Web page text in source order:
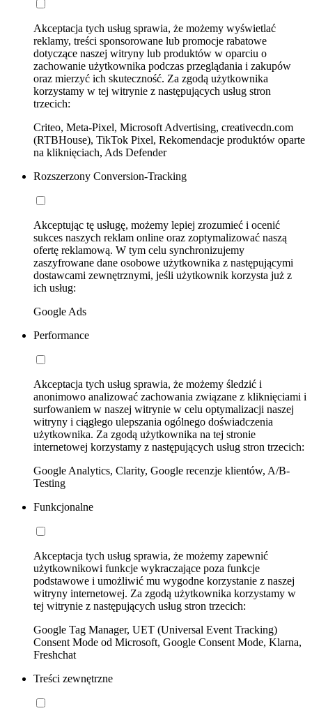
Akceptacja tych usług sprawia, że możemy wyświetlać
reklamy, treści sponsorowane lub promocje rabatowe
dotyczące naszej witryny lub produktów w oparciu o
zachowanie użytkownika podczas przeglądania i zakupów
oraz mierzyć ich skuteczność. Za zgodą użytkownika
korzystamy w tej witrynie z następujących usług stron
trzecich:
Criteo, Meta-Pixel, Microsoft Advertising, creativecdn.com
(RTBHouse), TikTok Pixel, Rekomendacje produktów oparte
na kliknięciach, Ads Defender
Rozszerzony Conversion-Tracking
Akceptując tę usługę, możemy lepiej zrozumieć i ocenić
sukces naszych reklam online oraz zoptymalizować naszą
ofertę reklamową. W tym celu synchronizujemy
zaszyfrowane dane osobowe użytkownika z następującymi
dostawcami zewnętrznymi, jeśli użytkownik korzysta już z
ich usług:
Google Ads
Performance
Akceptacja tych usług sprawia, że możemy śledzić i
anonimowo analizować zachowania związane z kliknięciami i
surfowaniem w naszej witrynie w celu optymalizacji naszej
witryny i ciągłego ulepszania ogólnego doświadczenia
użytkownika. Za zgodą użytkownika na tej stronie
internetowej korzystamy z następujących usług stron trzecich:
Google Analytics, Clarity, Google recenzje klientów, A/B-
Testing
Funkcjonalne
Akceptacja tych usług sprawia, że możemy zapewnić
użytkownikowi funkcje wykraczające poza funkcje
podstawowe i umożliwić mu wygodne korzystanie z naszej
witryny internetowej. Za zgodą użytkownika korzystamy w
tej witrynie z następujących usług stron trzecich:
Google Tag Manager, UET (Universal Event Tracking)
Consent Mode od Microsoft, Google Consent Mode, Klarna,
Freshchat
Treści zewnętrzne